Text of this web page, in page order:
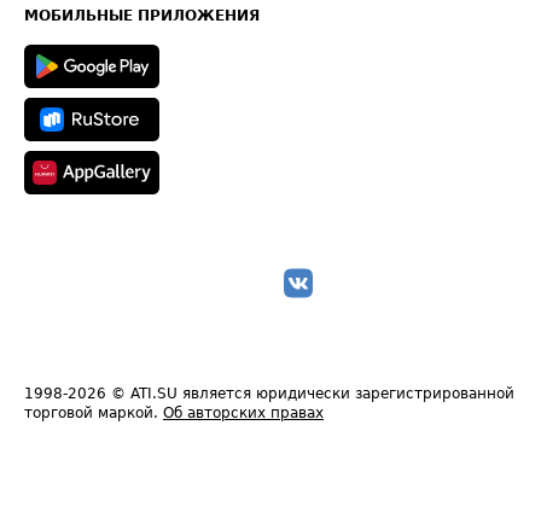
Техническая информация
МОБИЛЬНЫЕ ПРИЛОЖЕНИЯ
1998-2026 © ATI.SU является юридически зарегистрированной
торговой маркой. Об авторских правах